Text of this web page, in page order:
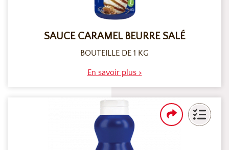
SAUCE CARAMEL BEURRE SALÉ
BOUTEILLE DE 1 KG
En savoir plus >